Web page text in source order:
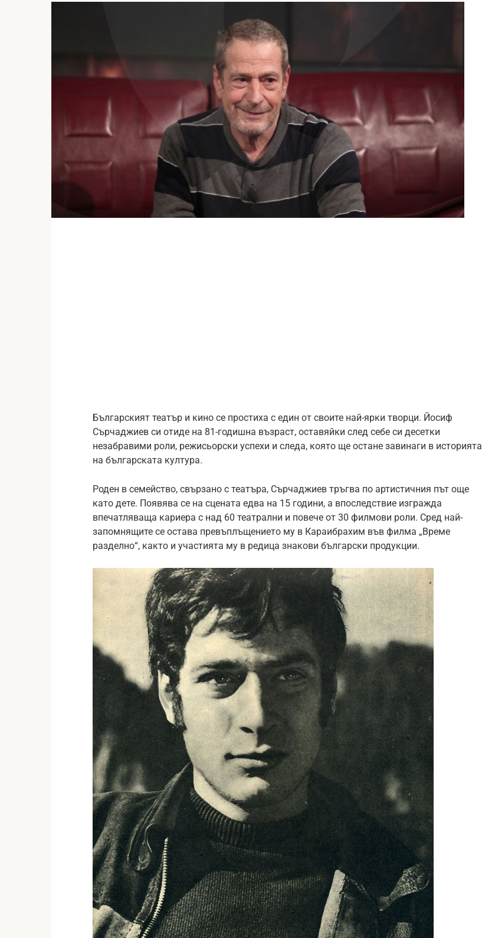
Българският театър и кино се простиха с един от своите най-ярки творци. Йосиф
Сърчаджиев си отиде на 81-годишна възраст, оставяйки след себе си десетки
незабравими роли, режисьорски успехи и следа, която ще остане завинаги в историята
на българската култура.
Роден в семейство, свързано с театъра, Сърчаджиев тръгва по артистичния път още
като дете. Появява се на сцената едва на 15 години, а впоследствие изгражда
впечатляваща кариера с над 60 театрални и повече от 30 филмови роли. Сред най-
запомнящите се остава превъплъщението му в Караибрахим във филма „Време
разделно“, както и участията му в редица знакови български продукции.